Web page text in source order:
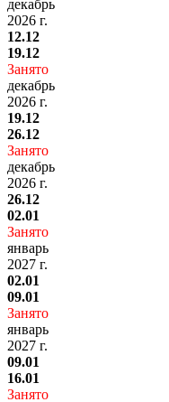
декабрь
2026 г.
12.12
19.12
Занято
декабрь
2026 г.
19.12
26.12
Занято
декабрь
2026 г.
26.12
02.01
Занято
январь
2027 г.
02.01
09.01
Занято
январь
2027 г.
09.01
16.01
Занято